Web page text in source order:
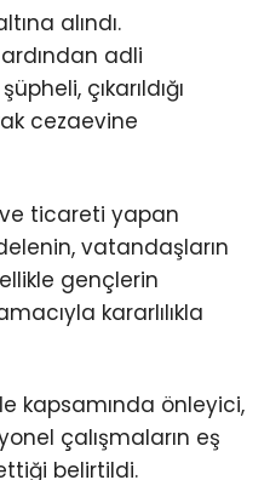
alındı.
adli
çıkarıldığı
cezaevine
ticareti yapan
vatandaşların
gençlerin
kararlılıkla
kapsamında önleyici,
çalışmaların eş
belirtildi.